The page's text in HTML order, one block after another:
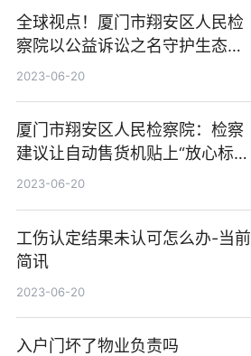
全球视点！厦门市翔安区人民检
察院以公益诉讼之名守护生态环
境
2023-06-20
厦门市翔安区人民检察院：检察
建议让自动售货机贴上“放心标
签”
2023-06-20
工伤认定结果未认可怎么办-当前
简讯
2023-06-20
入户门坏了物业负责吗